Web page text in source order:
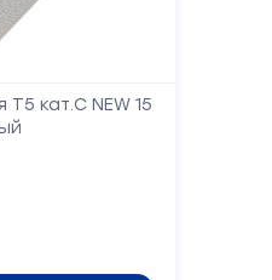
кат.С NEW 15
Отправить